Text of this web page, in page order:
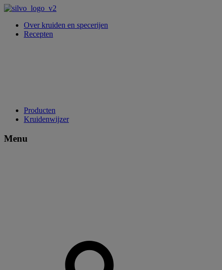
Over kruiden en specerijen
Recepten
Producten
Kruidenwijzer
Menu